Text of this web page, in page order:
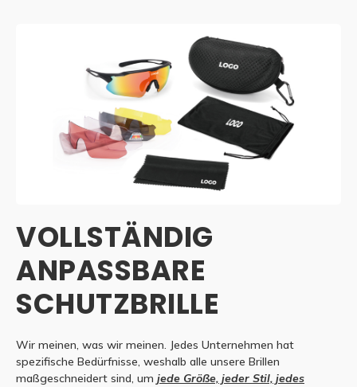
VOLLSTÄNDIG
ANPASSBARE
SCHUTZBRILLE
Wir meinen, was wir meinen. Jedes Unternehmen hat
spezifische Bedürfnisse, weshalb alle unsere Brillen
maßgeschneidert sind, um jede Größe, jeder Stil, jedes